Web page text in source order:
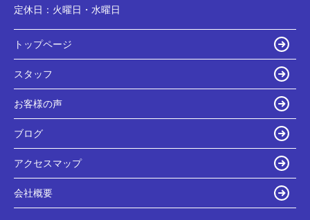
定休日： 火曜日・水曜日
トップページ
スタッフ
お客様の声
ブログ
アクセスマップ
会社概要